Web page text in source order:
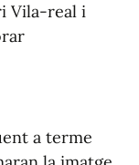
Vila-real i
a terme